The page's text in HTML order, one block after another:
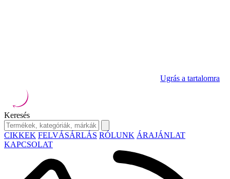
Ugrás a tartalomra
Keresés
CIKKEK FELVÁSÁRLÁS RÓLUNK ÁRAJÁNLAT
KAPCSOLAT